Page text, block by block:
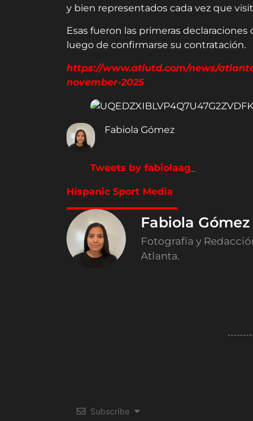
y bien representados cada vez que
Esas fueron las primeras
luego de confirmarse su contratación.
https://www.atlutd.com/news/
november-2025
Fabiola Gómez
Tweets by fabiolaag_
Hispanic Sport Media
Fabiola Gómez
Fotografía y
Atlanta.
Subscribe